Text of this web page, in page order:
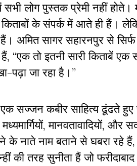
लोग पुस्तक प्रेमी नहीं होते।
के संपर्क में आते ही हैं।
हैं। अमित सागर सहारनपुर से
“एक तो इतनी सारी किताबें
पढ़ा जा रहा है।”
सज्जन कबीर साहित्य ढूंढते
मानवतावादियों, और
के नाते नाम बताने से घबरा
की तरह सुनीता हैं जो